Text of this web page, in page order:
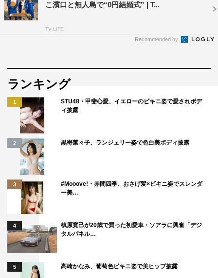
◆これから何かやってみたい企画はありますか？
ゆかるん：“逃げてます！”をまたやりたい！今度はもっと
あいにゃん：“さいさいむら”みたいな？（笑）。自然ネタ
がいいなあ。
ひなんちゅ：軽々しく言えないなあ（笑）。
◆富士山も登らなくてはなんですよね？
ゆかるん：宣言しちゃってますからね。
すぅ：スケジュールの余裕のあるときに。翌日早いのはキ
ツイ！
登るなら1人がいいかなあ～。いや、4人かな（笑）。
あいにゃん：体も作らなきゃね！
『サイサイてれび！おちゃの間サイサイ』スタート記念！
こ濱口と無人島で“0円結婚式” | T...
TV LIFE
Recommended by
ランキング
1
STU48・甲斐心愛、イエローのビキニ姿で愛されボデ
ィ披露
2 黒嵜菜々子、ランジェリー姿で色白美ボディ披露
3
#Mooove!・赤間四季、おさげ髪×ビキニ姿でスレンダ
ー美…
4
槙原寛己が20歳で買った初愛車・ソアラに興奮「デジ
タルパネル…
5 高崎かなみ、葡萄色ビキニ姿で美ヒップ披露